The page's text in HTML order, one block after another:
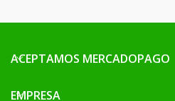
ACEPTAMOS MERCADOPAGO
EMPRESA